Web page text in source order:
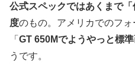
公式スペックではあくまで
度のもの。アメリカでのフ
「 GT 650Mでようやっと標
うです。